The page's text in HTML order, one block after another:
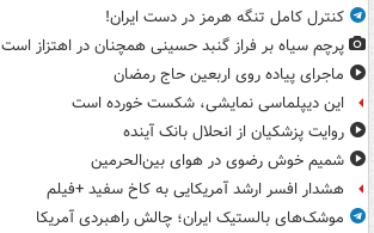
کنترل کامل تنگه هرمز در دست ایران!
پرچم سیاه بر فراز گنبد حسینی همچنان در اهتزاز است
ماجرای پیاده روی اربعین حاج رمضان
این دیپلماسی نمایشی، شکست خورده است
روایت پزشکیان از انحلال بانک آینده
شمیم خوش رضوی در هوای بین‌الحرمین
هشدار افسر ارشد آمریکایی به کاخ سفید +فیلم
موشک‌های بالستیک ایران؛ چالش راهبردی آمریکا